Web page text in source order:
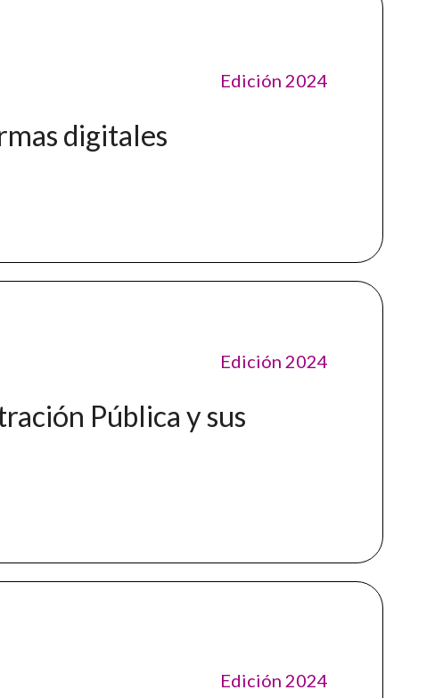
Edición 2024
digitales
Edición 2024
Pública y sus
Edición 2024